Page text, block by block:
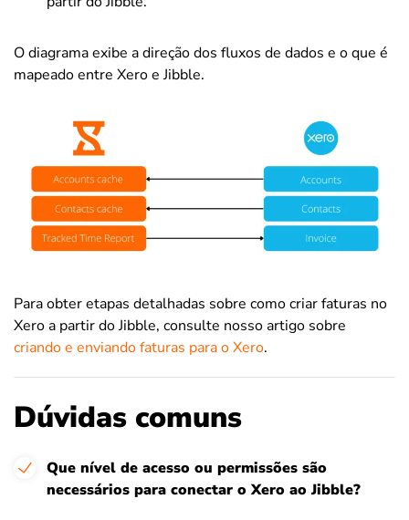
O diagrama exibe a direção dos fluxos de dados e o que é
mapeado entre Xero e Jibble.
Para obter etapas detalhadas sobre como criar faturas no
Xero a partir do Jibble, consulte nosso artigo sobre
criando e enviando faturas para o Xero.
Dúvidas comuns
Que nível de acesso ou permissões são
necessários para conectar o Xero ao Jibble?